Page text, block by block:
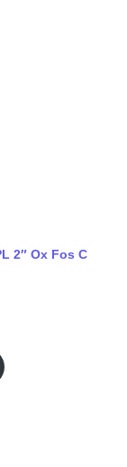
2″ Ox Fos C